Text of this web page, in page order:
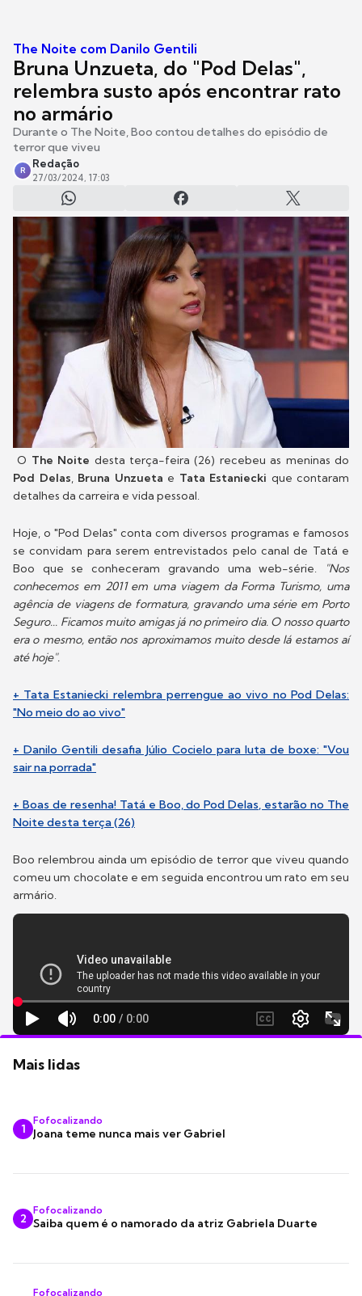
The Noite com Danilo Gentili
Bruna Unzueta, do "Pod Delas",
relembra susto após encontrar rato
no armário
Durante o The Noite, Boo contou detalhes do episódio de
terror que viveu
R
Redação
27/03/2024, 17:03
O The Noite desta terça-feira (26) recebeu as meninas do
Pod Delas, Bruna Unzueta e Tata Estaniecki que contaram
detalhes da carreira e vida pessoal.
Hoje, o "Pod Delas" conta com diversos programas e famosos
se convidam para serem entrevistados pelo canal de Tatá e
Boo que se conheceram gravando uma web-série.
"Nos
conhecemos em 2011 em uma viagem da Forma Turismo, uma
agência de viagens de formatura, gravando uma série em Porto
Seguro... Ficamos muito amigas já no primeiro dia. O nosso quarto
era o mesmo, então nos aproximamos muito desde lá estamos aí
até hoje".
+ Tata Estaniecki relembra perrengue ao vivo no Pod Delas:
"No meio do ao vivo"
+ Danilo Gentili desafia Júlio Cocielo para luta de boxe: "Vou
sair na porrada"
+ Boas de resenha! Tatá e Boo, do Pod Delas, estarão no The
Noite desta terça (26)
Boo relembrou ainda um episódio de terror que viveu quando
comeu um chocolate e em seguida encontrou um rato em seu
armário.
Mais lidas
1
Fofocalizando
Joana teme nunca mais ver Gabriel
2
Fofocalizando
Saiba quem é o namorado da atriz Gabriela Duarte
Fofocalizando